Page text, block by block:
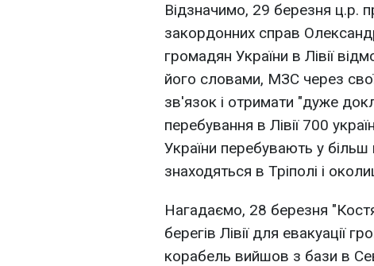
Відзначимо, 29 березня ц.р.
закордонних справ
громадян України в Лівії
його словами, МЗС через
зв'язок і отримати "дуже
перебування в Лівії 700
України перебувають у більш
знаходяться в Тріполі і
Нагадаємо, 28 березня
берегів Лівії для евакуації
корабель вийшов з бази в